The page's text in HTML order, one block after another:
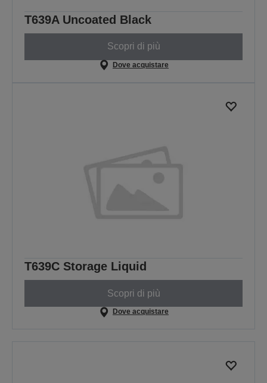
T639A Uncoated Black
Scopri di più
Dove acquistare
T639C Storage Liquid
Scopri di più
Dove acquistare